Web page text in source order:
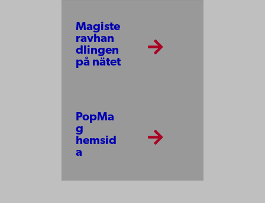
Magiste
ravhan
dlingen
på nätet
PopMa
g
hemsid
a